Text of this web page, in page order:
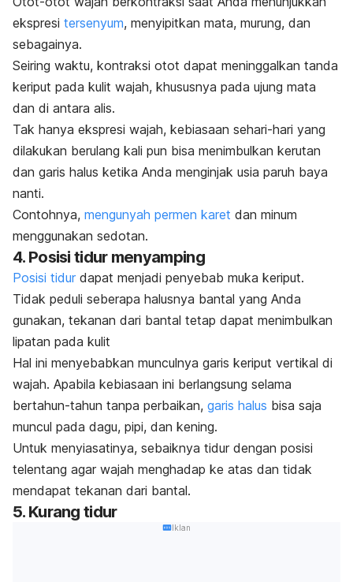
ekspresi tersenyum, menyipitkan mata, murung, dan
sebagainya.
Seiring waktu, kontraksi otot dapat meninggalkan tanda
keriput pada kulit wajah, khususnya pada ujung mata
dan di antara alis.
Tak hanya ekspresi wajah, kebiasaan sehari-hari yang
dilakukan berulang kali pun bisa menimbulkan kerutan
dan garis halus ketika Anda menginjak usia paruh baya
nanti.
Contohnya, mengunyah permen karet dan minum
menggunakan sedotan.
4. Posisi tidur menyamping
Posisi tidur dapat menjadi penyebab muka keriput.
Tidak peduli seberapa halusnya bantal yang Anda
gunakan, tekanan dari bantal tetap dapat menimbulkan
lipatan pada kulit
Hal ini menyebabkan munculnya garis keriput vertikal di
wajah. Apabila kebiasaan ini berlangsung selama
bertahun-tahun tanpa perbaikan, garis halus bisa saja
muncul pada dagu, pipi, dan kening.
Untuk menyiasatinya, sebaiknya tidur dengan posisi
telentang agar wajah menghadap ke atas dan tidak
mendapat tekanan dari bantal.
5. Kurang tidur
Iklan